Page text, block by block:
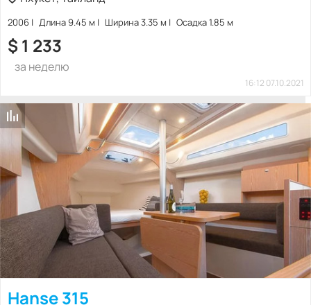
2006 Длина 9.45 м Ширина 3.35 м Осадка 1.85 м
$ 1 233
за неделю
16:12 07.10.2021
Hanse 315